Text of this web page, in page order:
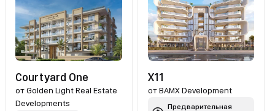
Courtyard One
отGolden Light Real Estate
Developments
X11
от BAMX Development
Предварительная